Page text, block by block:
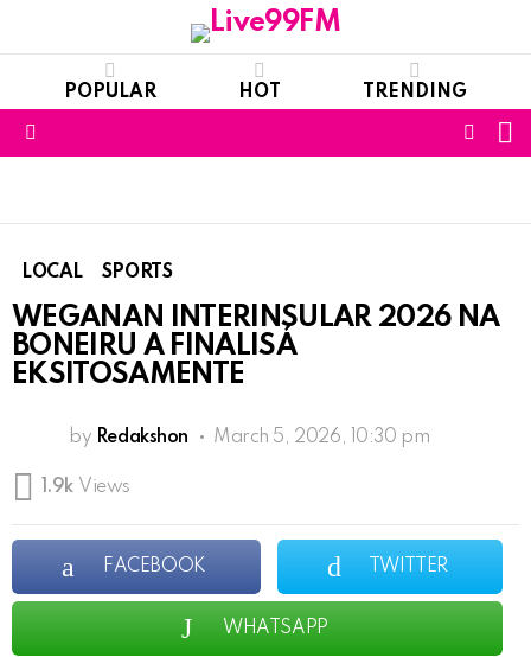
POPULAR HOT TRENDING
LOCAL SPORTS
WEGANAN INTERINSULAR 2026 NA
BONEIRU A FINALISÁ
EKSITOSAMENTE
by Redakshon March 5, 2026, 10:30 pm
1.9k Views
FACEBOOK TWITTER
WHATSAPP